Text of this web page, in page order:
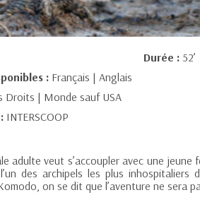
Durée : 52’
: Français | Anglais
Droits | Monde sauf USA
INTERSCOOP
adulte veut s’accoupler avec une
des archipels les plus
on se dit que l’aventure ne sera